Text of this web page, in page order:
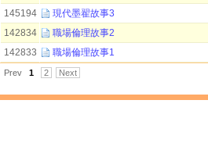
145194
現代墨翟故事3
142834
職場倫理故事2
142833
職場倫理故事1
Prev 1 2 Next